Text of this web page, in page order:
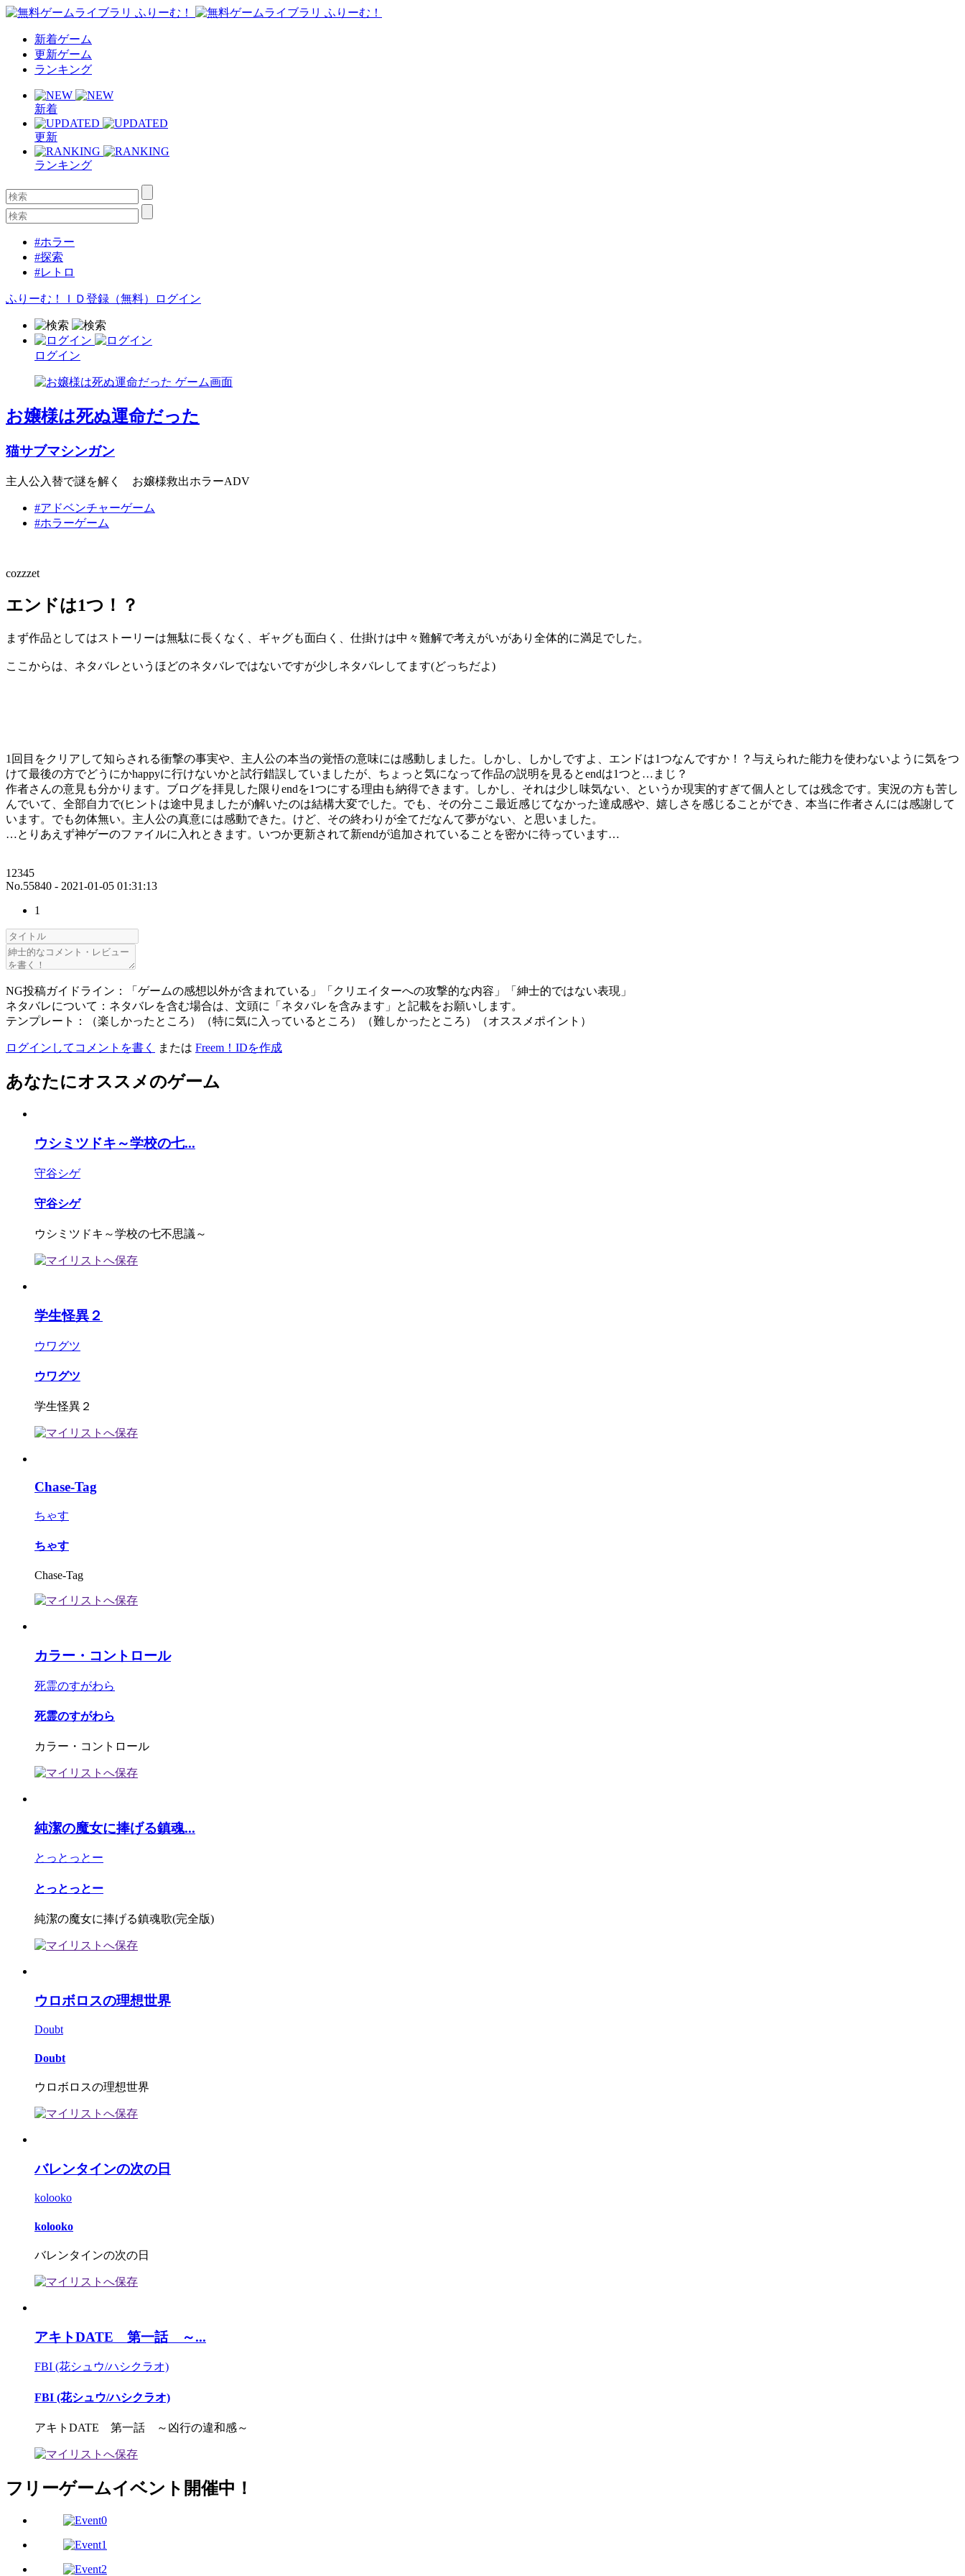
新着ゲーム
更新ゲーム
ランキング
新着
更新
ランキング
#ホラー
#探索
#レトロ
ふりーむ！ＩＤ登録（無料） ログイン
ログイン
お嬢様は死ぬ運命だった
猫サブマシンガン
主人公入替で謎を解く お嬢様救出ホラーADV
#アドベンチャーゲーム
#ホラーゲーム
cozzzet
エンドは1つ！？
まず作品としてはストーリーは無駄に長くなく、ギャグも面白く、仕掛けは中々難解で考えがいがあり全体的に満足でした。
ここからは、ネタバレというほどのネタバレではないですが少しネタバレしてます(どっちだよ)
1回目をクリアして知らされる衝撃の事実や、主人公の本当の覚悟の意味には感動しました。しかし、しかしですよ、エンドは1つなんですか！？与えられた能力を使わないように気をつ
けて最後の方でどうにかhappyに行けないかと試行錯誤していましたが、ちょっと気になって作品の説明を見るとendは1つと…まじ？
作者さんの意見も分かります。ブログを拝見した限りendを1つにする理由も納得できます。しかし、それは少し味気ない、というか現実的すぎて個人としては残念です。実況の方も苦し
んでいて、全部自力で(ヒントは途中見ましたが)解いたのは結構大変でした。でも、その分ここ最近感じてなかった達成感や、嬉しさを感じることができ、本当に作者さんには感謝して
います。でも勿体無い。主人公の真意には感動できた。けど、その終わりが全てだなんて夢がない、と思いました。
…とりあえず神ゲーのファイルに入れときます。いつか更新されて新endが追加されていることを密かに待っています…
12345
No.55840 - 2021-01-05 01:31:13
1
NG投稿ガイドライン：「ゲームの感想以外が含まれている」「クリエイターへの攻撃的な内容」「紳士的ではない表現」
ネタバレについて：ネタバレを含む場合は、文頭に「ネタバレを含みます」と記載をお願いします。
テンプレート：（楽しかったところ）（特に気に入っているところ）（難しかったところ）（オススメポイント）
ログインしてコメントを書く または Freem！IDを作成
あなたにオススメのゲーム
ウシミツドキ～学校の七...
守谷シゲ
守谷シゲ
ウシミツドキ～学校の七不思議～
学生怪異２
ウワグツ
ウワグツ
学生怪異２
Chase-Tag
ちゃす
ちゃす
Chase-Tag
カラー・コントロール
死霊のすがわら
死霊のすがわら
カラー・コントロール
純潔の魔女に捧げる鎮魂...
とっとっとー
とっとっとー
純潔の魔女に捧げる鎮魂歌(完全版)
ウロボロスの理想世界
Doubt
Doubt
ウロボロスの理想世界
バレンタインの次の日
kolooko
kolooko
バレンタインの次の日
アキトDATE 第一話 ～...
FBI (花シュウ/ハシクラオ)
FBI (花シュウ/ハシクラオ)
アキトDATE 第一話 ～凶行の違和感～
フリーゲームイベント開催中！